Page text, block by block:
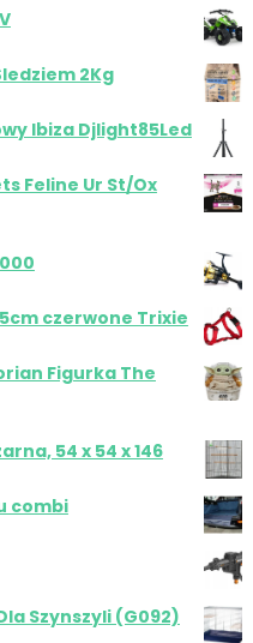
2Kg
Ibiza Djlight85Led
Feline Ur St/Ox
czerwone Trixie
Figurka The
54 x 54 x 146
combi
Szynszyli (G092)